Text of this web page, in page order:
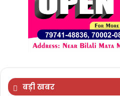
बड़ी खबर